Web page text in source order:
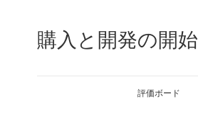
購入と開発の開始
評価ボード